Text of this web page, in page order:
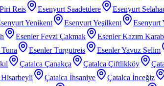
Reis Esenyurt Saadetdere Esenyurt
Yenikent Esenyurt Yeşilkent Esenyurt
Esenler Fevzi Çakmak Esenler Kazım
Esenler Turgutreis Esenler Yavuz Selim
Çatalca Çanakça Çatalca Çiftlikköy
Çatalca İhsaniye Çatalca İnceğiz